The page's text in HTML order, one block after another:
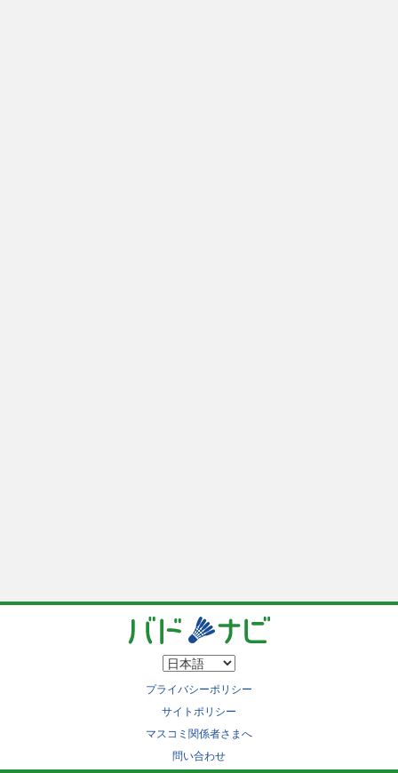
プライバシーポリシー
サイトポリシー
マスコミ関係者さまへ
問い合わせ